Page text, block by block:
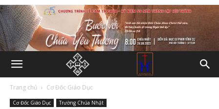
Trang chủ Cơ Đốc Giáo Dục
Cơ Đốc Giáo Dục Trường Chúa Nhật